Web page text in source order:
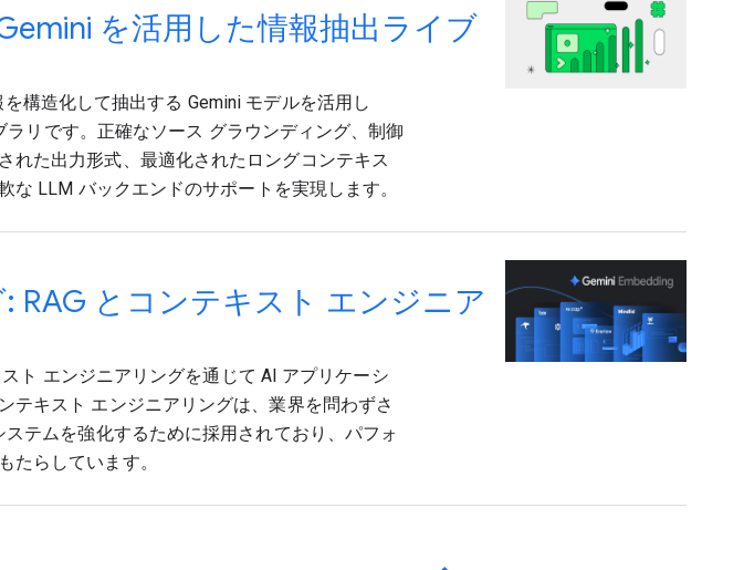
を活用した情報抽出ライブ
構造化して抽出する Gemini モデルを活用し
リです。正確なソース グラウンディング、制御
れた出力形式、最適化されたロングコンテキス
な LLM バックエンドのサポートを実現します。
RAG とコンテキスト エンジニア
ト エンジニアリングを通じて AI アプリケーシ
テキスト エンジニアリングは、業界を問わずさ
テムを強化するために採用されており、パフォ
たらしています。